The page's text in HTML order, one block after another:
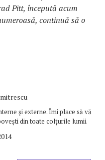
Pitt, începută acum
continuă să o
și externe. Îmi place să vă
din toate colțurile lumii.